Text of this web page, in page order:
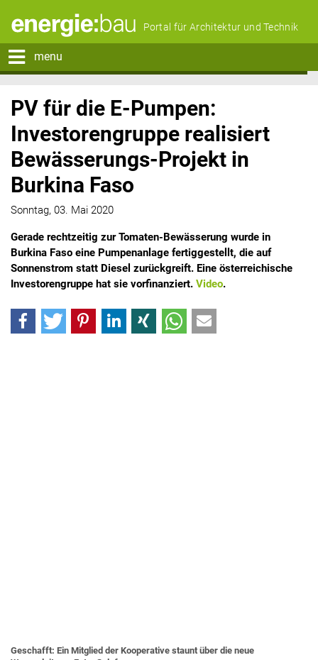
Portal für Architektur und Technik
menu
PV für die E-Pumpen:
Investorengruppe realisiert
Bewässerungs-Projekt in
Burkina Faso
Sonntag, 03. Mai 2020
Gerade rechtzeitig zur Tomaten-Bewässerung wurde in
Burkina Faso eine Pumpenanlage fertiggestellt, die auf
Sonnenstrom statt Diesel zurückgreift. Eine österreichische
Investorengruppe hat sie vorfinanziert. Video.
Geschafft: Ein Mitglied der Kooperative staunt über die neue